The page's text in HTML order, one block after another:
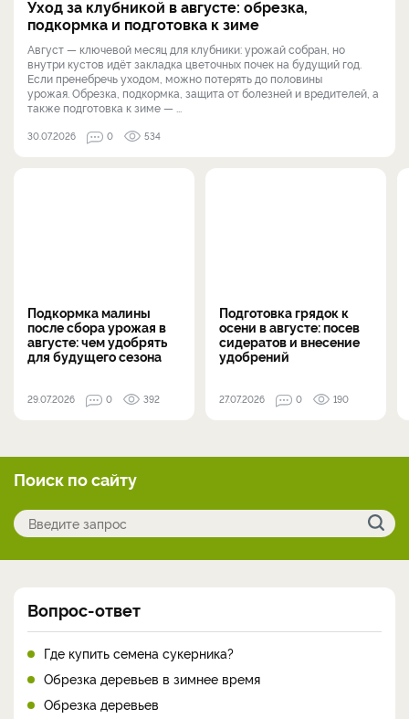
Уход за клубникой в августе: обрезка,
подкормка и подготовка к зиме
Август — ключевой месяц для клубники: урожай собран, но
внутри кустов идёт закладка цветочных почек на будущий год.
Если пренебречь уходом, можно потерять до половины
урожая. Обрезка, подкормка, защита от болезней и вредителей, а
также подготовка к зиме — ...
30.07.2026 0 534
Подкормка малины
после сбора урожая в
августе: чем удобрять
для будущего сезона
29.07.2026 0 392
Подготовка грядок к
осени в августе: посев
сидератов и внесение
удобрений
27.07.2026 0 190
Поиск по сайту
Вопрос-ответ
Где купить семена сукерника?
Обрезка деревьев в зимнее время
Обрезка деревьев